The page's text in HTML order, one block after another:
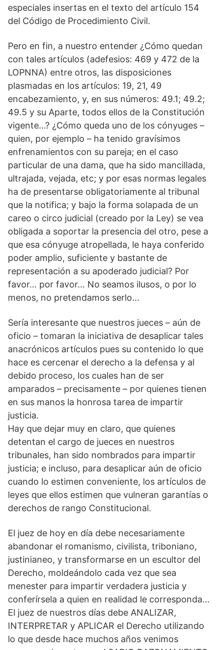
especiales insertas en el texto del artículo 154
del Código de Procedimiento Civil.
Pero en fin, a nuestro entender ¿Cómo quedan
con tales artículos (adefesios: 469 y 472 de la
LOPNNA) entre otros, las disposiciones
plasmadas en los artículos: 19, 21, 49
encabezamiento, y, en sus números: 49.1; 49.2;
49.5 y su Aparte, todos ellos de la Constitución
vigente…? ¿Cómo queda uno de los cónyuges –
quien, por ejemplo – ha tenido gravísimos
enfrenamientos con su pareja; en el caso
particular de una dama, que ha sido mancillada,
ultrajada, vejada, etc; y por esas normas legales
ha de presentarse obligatoriamente al tribunal
que la notifica; y bajo la forma solapada de un
careo o circo judicial (creado por la Ley) se vea
obligada a soportar la presencia del otro, pese a
que esa cónyuge atropellada, le haya conferido
poder amplio, suficiente y bastante de
representación a su apoderado judicial? Por
favor… por favor… No seamos ilusos, o por lo
menos, no pretendamos serlo…
Sería interesante que nuestros jueces – aún de
oficio – tomaran la iniciativa de desaplicar tales
anacrónicos artículos pues su contenido lo que
hace es cercenar el derecho a la defensa y al
debido proceso, los cuales han de ser
amparados – precisamente – por quienes tienen
en sus manos la honrosa tarea de impartir
justicia.
Hay que dejar muy en claro, que quienes
detentan el cargo de jueces en nuestros
tribunales, han sido nombrados para impartir
justicia; e incluso, para desaplicar aún de oficio
cuando lo estimen conveniente, los artículos de
leyes que ellos estimen que vulneran garantías o
derechos de rango Constitucional.
El juez de hoy en día debe necesariamente
abandonar el romanismo, civilista, triboniano,
justinianeo, y transformarse en un escultor del
Derecho, moldeándolo cada vez que sea
menester para impartir verdadera justicia y
conferírsela a quien en realidad le corresponda…
El juez de nuestros días debe ANALIZAR,
INTERPRETAR y APLICAR el Derecho utilizando
lo que desde hace muchos años venimos